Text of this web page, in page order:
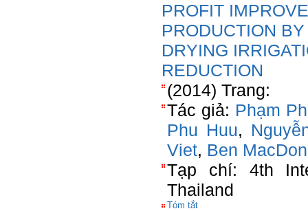
PROFIT
PRODUCTION
DRYING
REDUCTION
(2014) Trang:
Tác giả: Phạm
Phu Huu,
Viet, Ben
Tạp chí: 4th
Thailand
Tóm tắt